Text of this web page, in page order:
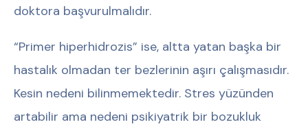
doktora başvurulmalıdır.
“Primer hiperhidrozis” ise, altta yatan başka bir
hastalık olmadan ter bezlerinin aşırı çalışmasıdır.
Kesin nedeni bilinmemektedir. Stres yüzünden
artabilir ama nedeni psikiyatrik bir bozukluk